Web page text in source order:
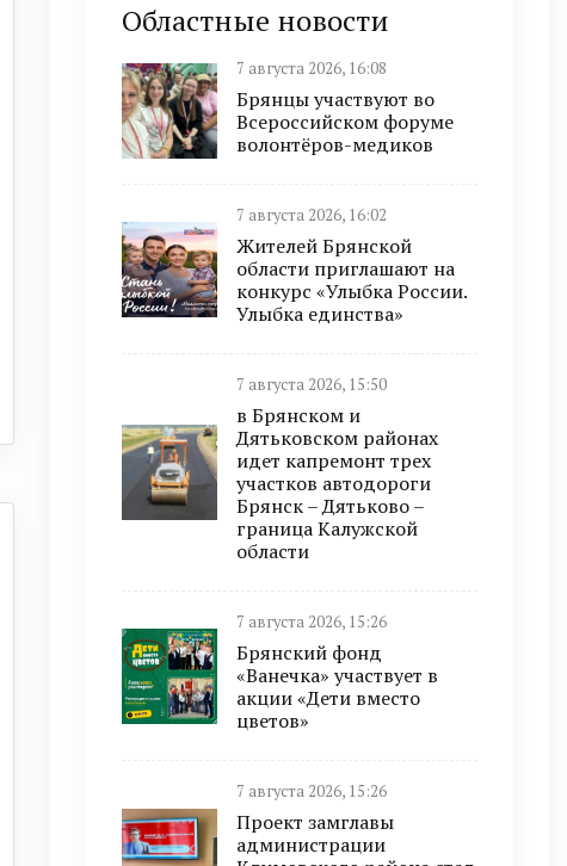
Областные новости
7 августа 2026, 16:08
Брянцы участвуют во
Всероссийском форуме
волонтёров-медиков
7 августа 2026, 16:02
Жителей Брянской
области приглашают на
конкурс «Улыбка России.
Улыбка единства»
7 августа 2026, 15:50
в Брянском и
Дятьковском районах
идет капремонт трех
участков автодороги
Брянск – Дятьково –
граница Калужской
области
7 августа 2026, 15:26
Брянский фонд
«Ванечка» участвует в
акции «Дети вместо
цветов»
7 августа 2026, 15:26
Проект замглавы
администрации